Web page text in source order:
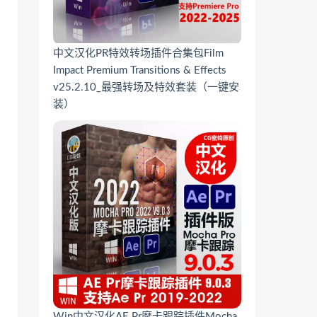
中文汉化PR特效转场插件合集包Film
Impact Premium Transitions & Effects
v25.2.10_最强转场及特效套装（一键安
装）